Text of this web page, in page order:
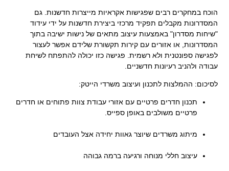
הוכח במחקרים רבים שפגישות אקראיות מייצרות חדשנות. גם
המסדרונות מקבלים תפקיד מרכזי ביצירת חדשנות על ידי עידוד
"שיחות מסדרון" באמצעות עיצוב מתאים של נישות ישיבה בתוך
המסדרונות, או אזורים עם קירות תקשורת שלידם אפשר לעצור
לפגישה ספונטנית ולא רשמית. פגישה כזו יכולה להתפתח לשיחת
עבודה ולהניב רעיונות חדשניים.
לסיכום: ההמלצות לתכנון ועיצוב משרדי הייטק:
תכנון חדרים פרטיים עם אזורי עבודת צוות פתוחים או חדרים
פרטיים משולבים באופן ספייס.
מיתוג משרדים שיוצר גאוות יחידה אצל העובדים
עיצוב חללי מנוחה ורגיעה ברמה גבוהה